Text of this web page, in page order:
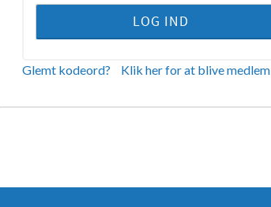
Glemt kodeord? Klik her for at blive medlem